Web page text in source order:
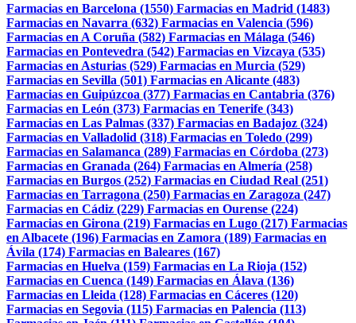
Farmacias en Barcelona (1550) Farmacias en Madrid (1483)
Farmacias en Navarra (632) Farmacias en Valencia (596)
Farmacias en A Coruña (582) Farmacias en Málaga (546)
Farmacias en Pontevedra (542) Farmacias en Vizcaya (535)
Farmacias en Asturias (529) Farmacias en Murcia (529)
Farmacias en Sevilla (501) Farmacias en Alicante (483)
Farmacias en Guipúzcoa (377) Farmacias en Cantabria (376)
Farmacias en León (373) Farmacias en Tenerife (343)
Farmacias en Las Palmas (337) Farmacias en Badajoz (324)
Farmacias en Valladolid (318) Farmacias en Toledo (299)
Farmacias en Salamanca (289) Farmacias en Córdoba (273)
Farmacias en Granada (264) Farmacias en Almería (258)
Farmacias en Burgos (252) Farmacias en Ciudad Real (251)
Farmacias en Tarragona (250) Farmacias en Zaragoza (247)
Farmacias en Cádiz (229) Farmacias en Ourense (224)
Farmacias en Girona (219) Farmacias en Lugo (217) Farmacias
en Albacete (196) Farmacias en Zamora (189) Farmacias en
Ávila (174) Farmacias en Baleares (167)
Farmacias en Huelva (159) Farmacias en La Rioja (152)
Farmacias en Cuenca (149) Farmacias en Álava (136)
Farmacias en Lleida (128) Farmacias en Cáceres (120)
Farmacias en Segovia (115) Farmacias en Palencia (113)